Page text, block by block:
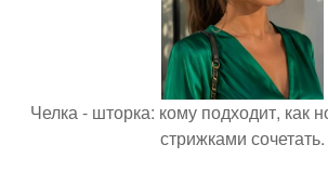
Челка - шторка: кому подходит, как
стрижками сочетать.